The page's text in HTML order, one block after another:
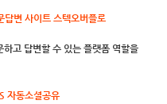
답변 사이트 스텍오버플로
고 답변할 수 있는 플랫폼 역할을
자동소셜공유